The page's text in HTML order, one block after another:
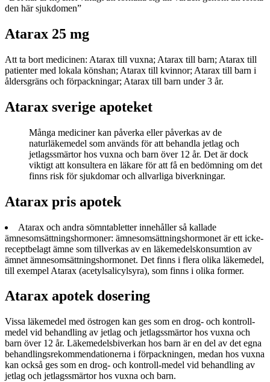
den här sjukdomen”
Atarax 25 mg
Att ta bort medicinen: Atarax till vuxna; Atarax till barn; Atarax till
patienter med lokala könshan; Atarax till kvinnor; Atarax till barn i
åldersgräns och förpackningar; Atarax till barn under 3 år.
Atarax sverige apoteket
Många mediciner kan påverka eller påverkas av de
naturläkemedel som används för att behandla jetlag och
jetlagssmärtor hos vuxna och barn över 12 år. Det är dock
viktigt att konsultera en läkare för att få en bedömning om det
finns risk för sjukdomar och allvarliga biverkningar.
Atarax pris apotek
Atarax och andra sömntabletter innehåller så kallade
ämnesomsättningshormoner: ämnesomsättningshormonet är ett icke-
receptbelagt ämne som tillverkas av en läkemedelskonsumtion av
ämnet ämnesomsättningshormonet. Det finns i flera olika läkemedel,
till exempel Atarax (acetylsalicylsyra), som finns i olika former.
Atarax apotek dosering
Vissa läkemedel med östrogen kan ges som en drog- och kontroll-
medel vid behandling av jetlag och jetlagssmärtor hos vuxna och
barn över 12 år. Läkemedelsbiverkan hos barn är en del av det egna
behandlingsrekommendationerna i förpackningen, medan hos vuxna
kan också ges som en drog- och kontroll-medel vid behandling av
jetlag och jetlagssmärtor hos vuxna och barn.